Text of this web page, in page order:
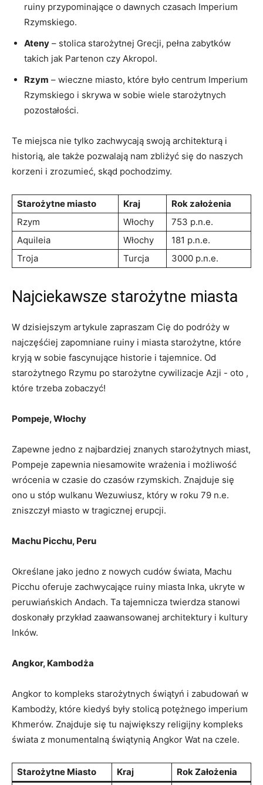
ruiny przypominające ⁢o dawnych czasach Imperium
Rzymskiego.
Ateny – stolica starożytnej Grecji, pełna zabytków
takich jak Partenon czy ⁣Akropol.
Rzym – wieczne miasto, które‌ było centrum Imperium
Rzymskiego i skrywa w sobie wiele starożytnych
pozostałości.
Te miejsca nie tylko zachwycają swoją architekturą i
historią, ale także pozwalają nam zbliżyć⁣ się do naszych
korzeni i zrozumieć, skąd pochodzimy.
Starożytne miasto Kraj
Rok założenia
Rzym
Włochy
753 p.n.e.
Aquileia
Włochy
181 ⁢p.n.e.
Troja
Turcja 3000 p.n.e.
Najciekawsze starożytne miasta
W dzisiejszym artykule ​zapraszam Cię do podróży w
najczęśćiej zapomniane ruiny i miasta starożytne, które
⁤kryją w sobie fascynujące historie i tajemnice. Od
starożytnego Rzymu po starożytne cywilizacje Azji -​ oto ,
które trzeba zobaczyć!
Pompeje, Włochy
Zapewne jedno ⁤z najbardziej znanych starożytnych miast,
Pompeje zapewnia niesamowite wrażenia i możliwość
wrócenia w czasie do czasów rzymskich. Znajduje się
ono u stóp wulkanu Wezuwiusz,⁢ który w roku 79 n.e.
zniszczył miasto w​ tragicznej erupcji.
Machu Picchu, Peru
Określane jako jedno z nowych cudów świata, Machu
Picchu oferuje zachwycające ruiny miasta Inka, ukryte w
peruwiańskich⁣ Andach. ⁣Ta​ tajemnicza twierdza stanowi
doskonały przykład ⁢zaawansowanej architektury i kultury
Inków.
Angkor,‍ Kambodża
Angkor to kompleks starożytnych świątyń i zabudowań w
Kambodży, które⁤ kiedyś były stolicą potężnego imperium
Khmerów. Znajduje ⁢się tu największy religijny kompleks
świata z monumentalną świątynią Angkor Wat na czele.
Starożytne Miasto Kraj
Rok Założenia